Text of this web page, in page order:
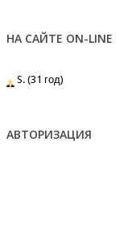
НА САЙТЕ ON-LINE
S. (31 год)
АВТОРИЗАЦИЯ